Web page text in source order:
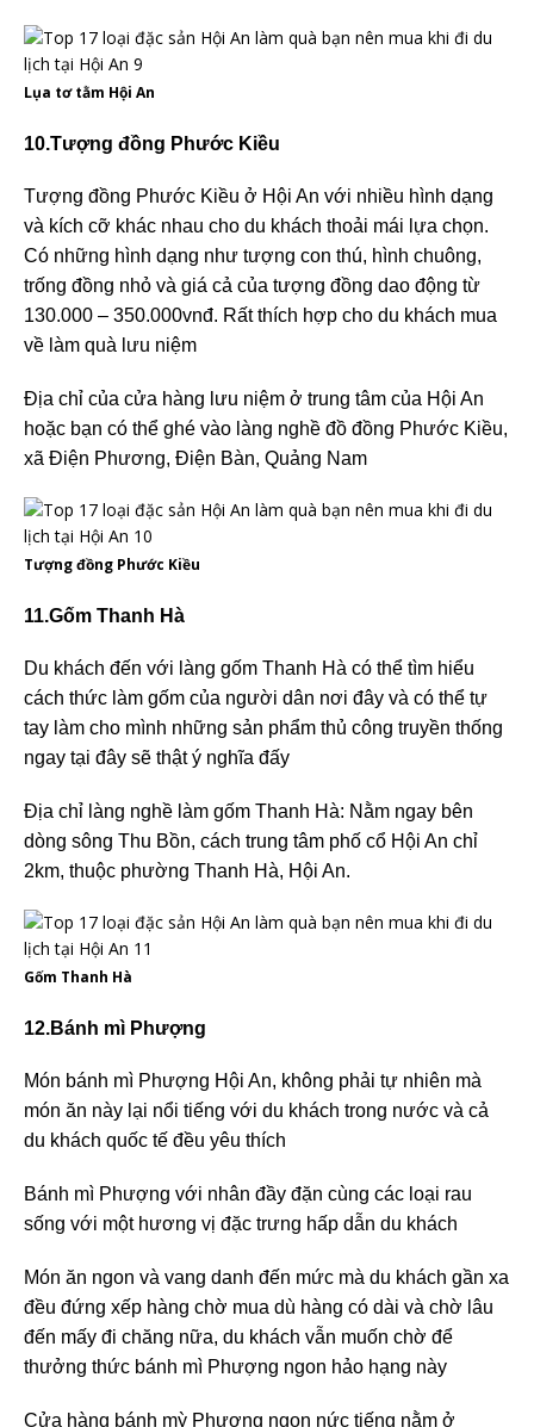
Lụa tơ tằm Hội An
10.Tượng đồng Phước Kiều
Tượng đồng Phước Kiều ở Hội An với nhiều hình dạng
và kích cỡ khác nhau cho du khách thoải mái lựa chọn.
Có những hình dạng như tượng con thú, hình chuông,
trống đồng nhỏ và giá cả của tượng đồng dao động từ
130.000 – 350.000vnđ. Rất thích hợp cho du khách mua
về làm quà lưu niệm
Địa chỉ của cửa hàng lưu niệm ở trung tâm của Hội An
hoặc bạn có thể ghé vào làng nghề đồ đồng Phước Kiều,
xã Điện Phương, Điện Bàn, Quảng Nam
Tượng đồng Phước Kiều
11.Gốm Thanh Hà
Du khách đến với làng gốm Thanh Hà có thể tìm hiểu
cách thức làm gốm của người dân nơi đây và có thể tự
tay làm cho mình những sản phẩm thủ công truyền thống
ngay tại đây sẽ thật ý nghĩa đấy
Địa chỉ làng nghề làm gốm Thanh Hà: Nằm ngay bên
dòng sông Thu Bồn, cách trung tâm phố cổ Hội An chỉ
2km, thuộc phường Thanh Hà, Hội An.
Gốm Thanh Hà
12.Bánh mì Phượng
Món bánh mì Phượng Hội An, không phải tự nhiên mà
món ăn này lại nổi tiếng với du khách trong nước và cả
du khách quốc tế đều yêu thích
Bánh mì Phượng với nhân đầy đặn cùng các loại rau
sống với một hương vị đặc trưng hấp dẫn du khách
Món ăn ngon và vang danh đến mức mà du khách gần xa
đều đứng xếp hàng chờ mua dù hàng có dài và chờ lâu
đến mấy đi chăng nữa, du khách vẫn muốn chờ để
thưởng thức bánh mì Phượng ngon hảo hạng này
Cửa hàng bánh mỳ Phượng ngon nức tiếng nằm ở